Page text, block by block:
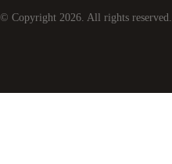
© Copyright 2026. All rights reserved.